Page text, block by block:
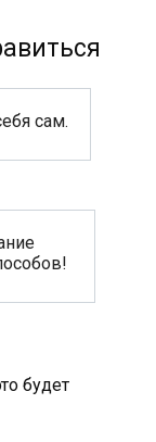
сам.
будет